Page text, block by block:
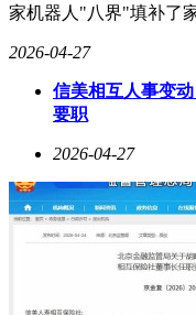
家机器人"八界"填补了
2026-04-27
信美相互人事变
要职
2026-04-27